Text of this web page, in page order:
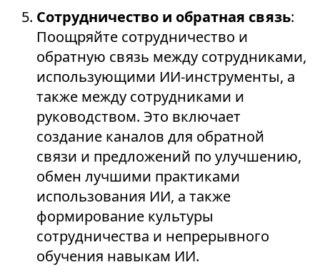
Сотрудничество и обратная связь:
Поощряйте сотрудничество и
обратную связь между сотрудниками,
использующими ИИ-инструменты, а
также между сотрудниками и
руководством. Это включает
создание каналов для обратной
связи и предложений по улучшению,
обмен лучшими практиками
использования ИИ, а также
формирование культуры
сотрудничества и непрерывного
обучения навыкам ИИ.